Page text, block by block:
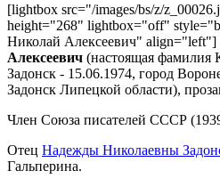
[lightbox src="/images/bs/z/
height="268" lightbox="off"
Николай Алексеевич" align="left"]
Алексеевич (настоящая фамилия
Задонск - 15.06.1974, город
Задонск Липецкой области),
Член Союза писателей СССР
Отец Надежды Николаевны
Гальперина.